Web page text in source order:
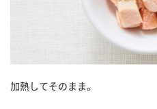
加熱してそのまま。